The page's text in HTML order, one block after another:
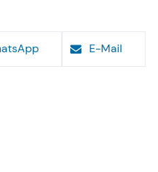
E-Mail